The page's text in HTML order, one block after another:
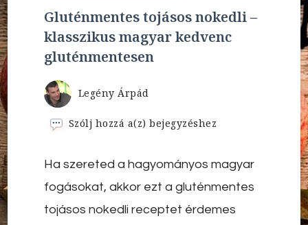
Gluténmentes tojásos nokedli –
klasszikus magyar kedvenc
gluténmentesen
Legény Árpád
Szólj hozzá a(z)Gluténmentes
–
klasszikus
magyar
kedvenc
bejegyzéshez
Ha szereted a hagyományos magyar
fogásokat, akkor ezt a gluténmentes
tojásos nokedli receptet érdemes